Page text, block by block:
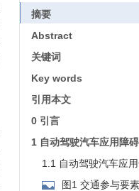
摘要
Abstract
关键词
Key words
引用本文
0 引言
1 自动驾驶汽车应用障碍
1.1 自动驾驶汽车应
图1 交通参与要